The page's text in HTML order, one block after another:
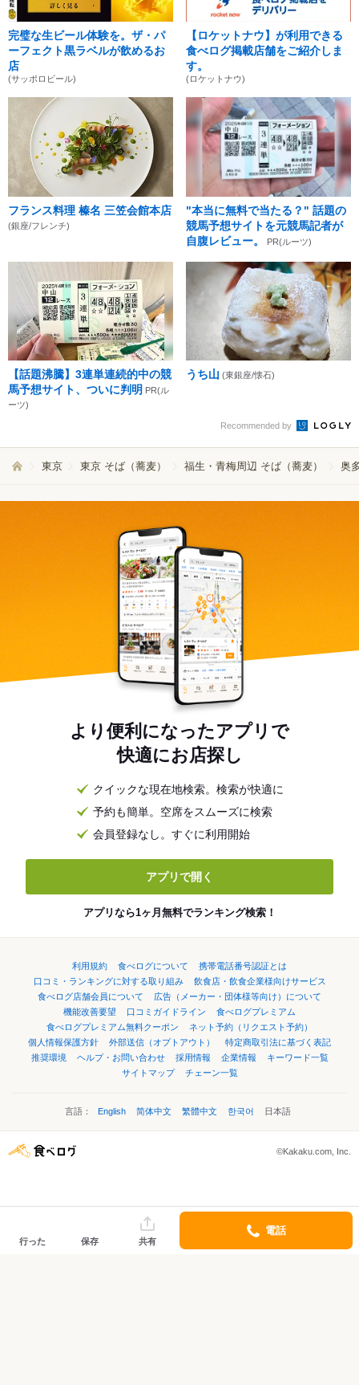
完璧な生ビール体験を。ザ・パ
ーフェクト黒ラベルが飲めるお
店
(サッポロビール)
【ロケットナウ】が利用できる
食べログ掲載店舗をご紹介しま
す。
(ロケットナウ)
フランス料理 榛名 三笠会館本店
(銀座/フレンチ)
"本当に無料で当たる？" 話題の
競馬予想サイトを元競馬記者が
自腹レビュー。
PR(ルーツ)
【話題沸騰】3連単連続的中の競
馬予想サイト、ついに判明 PR(ル
ーツ)
うち山 (東銀座/懐石)
Recommended by
東京 東京 そば（蕎麦） 福生・青梅周辺 そば（蕎麦） 奥
より便利になったアプリで
快適にお店探し
クイックな現在地検索。検索が快適に
予約も簡単。空席をスムーズに検索
会員登録なし。すぐに利用開始
アプリで開く
アプリなら1ヶ月無料でランキング検索！
利用規約 食べログについて
携帯電話番号認証とは
口コミ・ランキングに対する取り組み
飲食店・飲食企業様向けサービス
食べログ店舗会員について
広告（メーカー・団体様等向け）について
機能改善要望
口コミガイドライン
食べログプレミアム
食べログプレミアム無料クーポン
ネット予約（リクエスト予約）
個人情報保護方針
外部送信（オプトアウト）
特定商取引法に基づく表記
推奨環境
ヘルプ・お問い合わせ 採用情報 企業情報
キーワード一覧
サイトマップ
チェーン一覧
言語： English 简体中文 繁體中文 한국어 日本語
©Kakaku.com, Inc.
行った 保存 共有
電話